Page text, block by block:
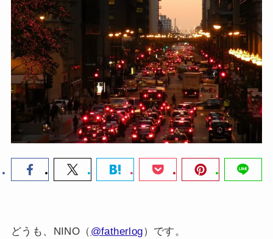
どうも、NINO（ @fatherlog）です。